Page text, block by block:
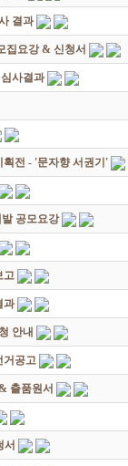
결과
집요강 & 신청서
사결과
획전 - '문자향 서권기'
공모요강
고
과
안내
거공고
출품원서
서